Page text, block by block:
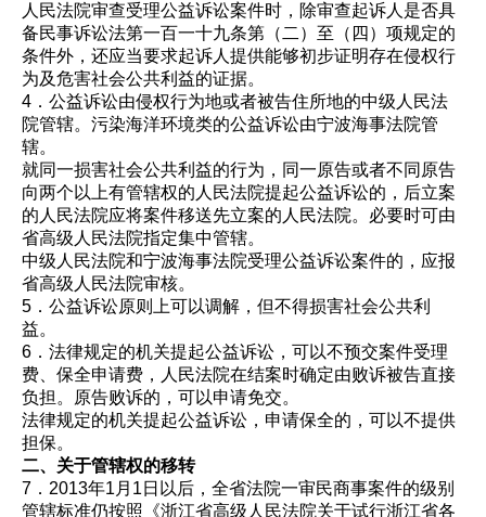
人民法院审查受理公益诉讼案件时，除审查起诉人是否具
备民事诉讼法第一百一十九条第（二）至（四）项规定的
条件外，还应当要求起诉人提供能够初步证明存在侵权行
为及危害社会公共利益的证据。
4．公益诉讼由侵权行为地或者被告住所地的中级人民法
院管辖。污染海洋环境类的公益诉讼由宁波海事法院管
辖。
就同一损害社会公共利益的行为，同一原告或者不同原告
向两个以上有管辖权的人民法院提起公益诉讼的，后立案
的人民法院应将案件移送先立案的人民法院。必要时可由
省高级人民法院指定集中管辖。
中级人民法院和宁波海事法院受理公益诉讼案件的，应报
省高级人民法院审核。
5．公益诉讼原则上可以调解，但不得损害社会公共利
益。
6．法律规定的机关提起公益诉讼，可以不预交案件受理
费、保全申请费，人民法院在结案时确定由败诉被告直接
负担。原告败诉的，可以申请免交。
法律规定的机关提起公益诉讼，申请保全的，可以不提供
担保。
二、关于管辖权的移转
7．2013年1月1日以后，全省法院一审民商事案件的级别
管辖标准仍按照《浙江省高级人民法院关于试行浙江省各